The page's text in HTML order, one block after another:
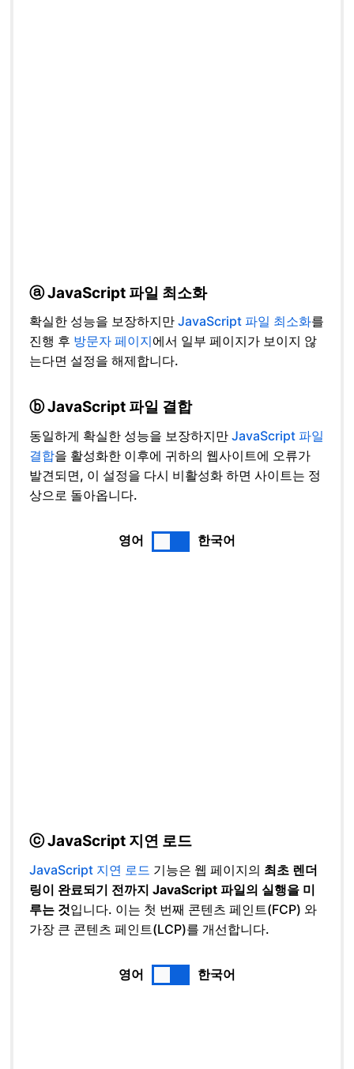
ⓐ JavaScript 파일 최소화
확실한 성능을 보장하지만JavaScript 파일 최소화를
진행 후 방문자 페이지에서 일부 페이지가 보이지 않
는다면 설정을 해제합니다.
ⓑ JavaScript 파일 결합
동일하게 확실한 성능을 보장하지만JavaScript 파일
결합을 활성화한 이후에 귀하의 웹사이트에 오류가
발견되면, 이 설정을 다시 비활성화 하면 사이트는 정
상으로 돌아옵니다.
영어 한국어
ⓒ JavaScript 지연 로드
JavaScript 지연 로드 기능은 웹 페이지의 최초 렌더
링이 완료되기 전까지 JavaScript 파일의 실행을 미
루는 것입니다. 이는 첫 번째 콘텐츠 페인트(FCP) 와
가장 큰 콘텐츠 페인트(LCP)를 개선합니다.
영어 한국어